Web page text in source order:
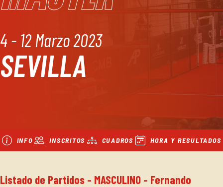
4 - 12 Marzo 2023
SEVILLA
INFO INSCRITOS CUADROS HORA Y RESULTADOS
Listado de Partidos - MASCULINO - Fernando